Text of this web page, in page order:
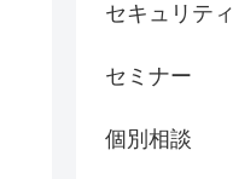
セキュリティ
セミナー
個別相談